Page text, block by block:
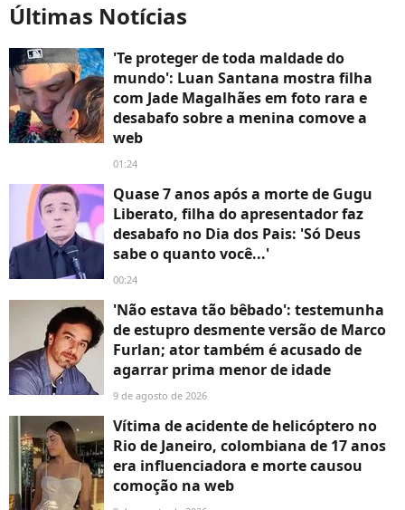
Últimas Notícias
'Te proteger de toda maldade do
mundo': Luan Santana mostra filha
com Jade Magalhães em foto rara e
desabafo sobre a menina comove a
web
01:24
Quase 7 anos após a morte de Gugu
Liberato, filha do apresentador faz
desabafo no Dia dos Pais: 'Só Deus
sabe o quanto você...'
00:24
'Não estava tão bêbado': testemunha
de estupro desmente versão de Marco
Furlan; ator também é acusado de
agarrar prima menor de idade
9 de agosto de 2026
Vítima de acidente de helicóptero no
Rio de Janeiro, colombiana de 17 anos
era influenciadora e morte causou
comoção na web